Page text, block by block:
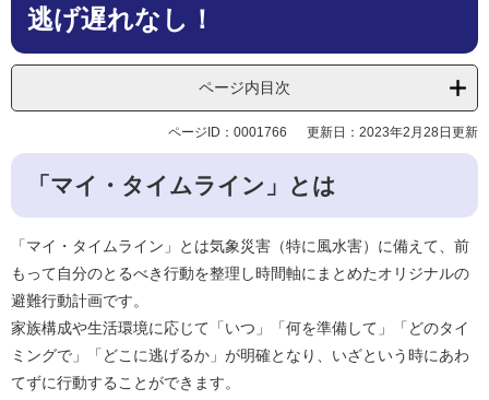
逃げ遅れなし！
ページ内目次
ページID：0001766 更新日：2023年2月28日更新
「マイ・タイムライン」とは
「マイ・タイムライン」とは気象災害（特に風水害）に備えて、前
もって自分のとるべき行動を整理し時間軸にまとめたオリジナルの
避難行動計画です。
家族構成や生活環境に応じて「いつ」「何を準備して」「どのタイ
ミングで」「どこに逃げるか」が明確となり、いざという時にあわ
てずに行動することができます。